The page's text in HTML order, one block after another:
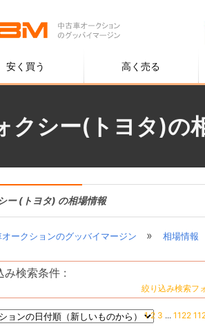
安く買う 高く売る
クシー(トヨタ)の
ー (トヨタ) の相場情報
ークションのグッバイマージン » 相場情報
み検索条件 :
絞り込み検索フ
1 2 3 ... 1122